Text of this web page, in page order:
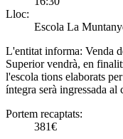
Lloc:
Escola La
L'entitat informa: Venda
Superior vendrà, en
l'escola tions elaborats
íntegra serà ingressada al
Portem recaptats:
381€